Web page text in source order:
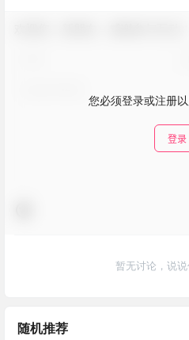
您必须登录或注册
登录
暂无讨论，说
随机推荐